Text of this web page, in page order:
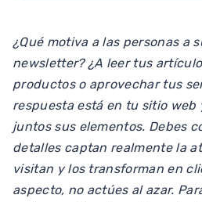
¿Qué motiva a las personas a
newsletter? ¿A leer tus
productos o aprovechar tus
respuesta está en tu sitio web
juntos sus elementos. Debes
detalles captan realmente la
visitan y los transforman en
aspecto, no actúes al azar.